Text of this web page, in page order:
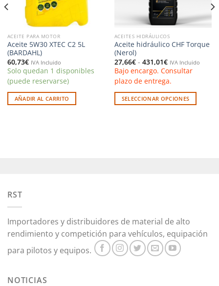
ACEITE PARA MOTOR
Aceite 5W30 XTEC C2 5L
(BARDAHL)
60,73€ IVA Incluido
Solo quedan 1 disponibles
(puede reservarse)
AÑADIR AL CARRITO
ACEITES HIDRÁULICOS
Aceite hidráulico CHF Torque
(Nerol)
27,66€ - 431,01€Rango
de
precios:
desde
27,66€
hasta
431,01€
IVA Incluido
Bajo encargo. Consultar
plazo de entrega.
SELECCIONAR OPCIONES
Las
la
página
de
producto
RST
Importadores y distribuidores de material de alto
rendimiento y competición para vehículos, equipación
para pilotos y equipos.
NOTICIAS